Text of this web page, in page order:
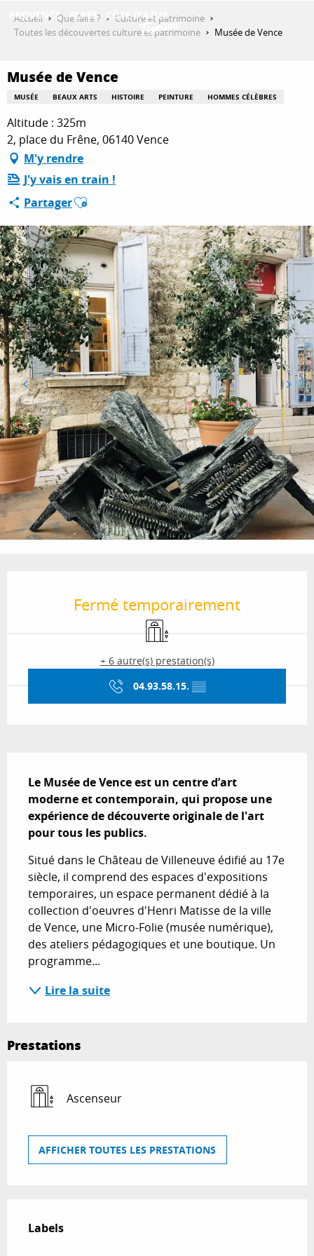
QUE FAIRE ?
SÉJOURNER
ESPACE PRO
Accueil Que faire ?
Culture et patrimoine
Toutes les découvertes culture et patrimoine
Musée de Vence
Musée de Vence
MUSÉE BEAUX ARTS HISTOIRE PEINTURE HOMMES CÉLÈBRES
Altitude : 325m
2, place du Frêne, 06140 Vence
M'y rendre
J'y vais en train !
PartagerAjouter aux favoris
Fermé temporairement
Ascenseur
+ 6 autre(s) prestation(s)
04.93.58.15. ▒▒
Le Musée de Vence est un centre d’art
moderne et contemporain, qui propose une
expérience de découverte originale de l'art
pour tous les publics.
Situé dans le Château de Villeneuve édifié au 17e
siècle, il comprend des espaces d'expositions
temporaires, un espace permanent dédié à la
collection d'oeuvres d'Henri Matisse de la ville
de Vence, une Micro-Folie (musée numérique),
des ateliers pédagogiques et une boutique. Un
programme...
Lire la suite
Prestations
Ascenseur
AFFICHER TOUTES LES PRESTATIONS
Labels
Labels